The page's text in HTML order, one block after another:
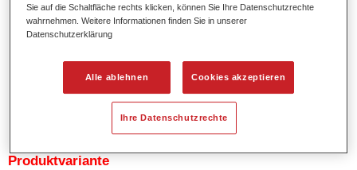
Bietet eine hohe Farbtongenauigkeit und gleichmäßige
Effektausrichtung.
Fördert kurze Prozesszeiten.
Ermöglicht einfaches und sicheres Einlackieren.
Kann variabel eingesetzt werden, z.B. für Innenraum-,
Mehrschicht- und Mehrfarbenlackierungen.
Produktvariante
Sie auf die Schaltfläche rechts klicken, können Sie Ihre Datenschutzrechte
wahrnehmen. Weitere Informationen finden Sie in unserer
Datenschutzerklärung
Alle ablehnen Cookies akzeptieren
Ihre Datenschutzrechte